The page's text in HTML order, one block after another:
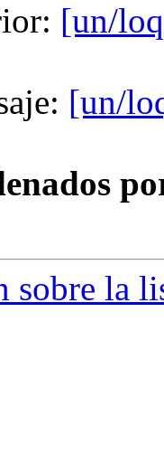
[un/
[un/
sobre la